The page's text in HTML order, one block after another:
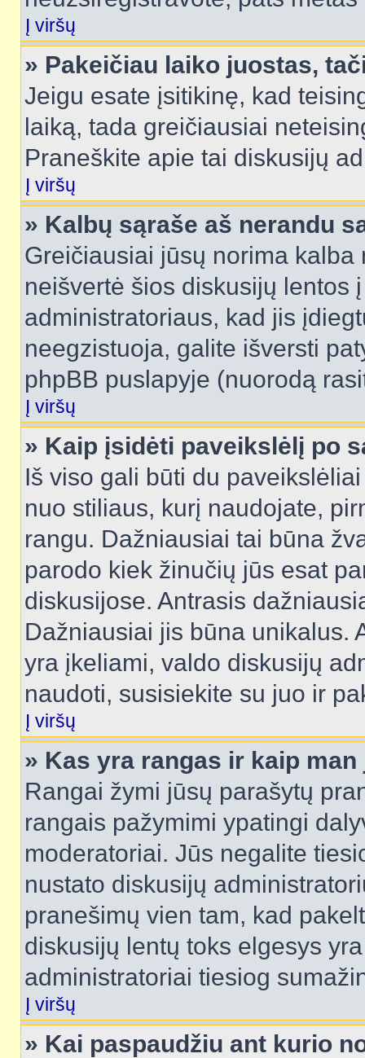
Į viršų
» Pakeičiau laiko juostas,
Jeigu esate įsitikinę, kad
laiką, tada greičiausiai
Praneškite apie tai diskusijų
Į viršų
» Kalbų sąraše aš nerandu
Greičiausiai jūsų norima
neišvertė šios diskusijų lentos
administratoriaus, kad jis
neegzistuoja, galite išversti
phpBB puslapyje (nuorodą
Į viršų
» Kaip įsidėti paveikslėlį po
Iš viso gali būti du
nuo stiliaus, kurį naudojate,
rangu. Dažniausiai tai būna
parodo kiek žinučių jūs esat
diskusijose. Antrasis
Dažniausiai jis būna unikalus.
yra įkeliami, valdo diskusijų
naudoti, susisiekite su juo ir
Į viršų
» Kas yra rangas ir kaip
Rangai žymi jūsų parašytų
rangais pažymimi ypatingi
moderatoriai. Jūs negalite
nustato diskusijų
pranešimų vien tam, kad
diskusijų lentų toks elgesys
administratoriai tiesiog
Į viršų
» Kai paspaudžiu ant kurio